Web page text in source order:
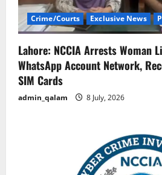
Crime/Courts Exclusive News
Lahore: NCCIA Arrests Woman
WhatsApp Account Network,
SIM Cards
admin_qalam 8 July, 2026